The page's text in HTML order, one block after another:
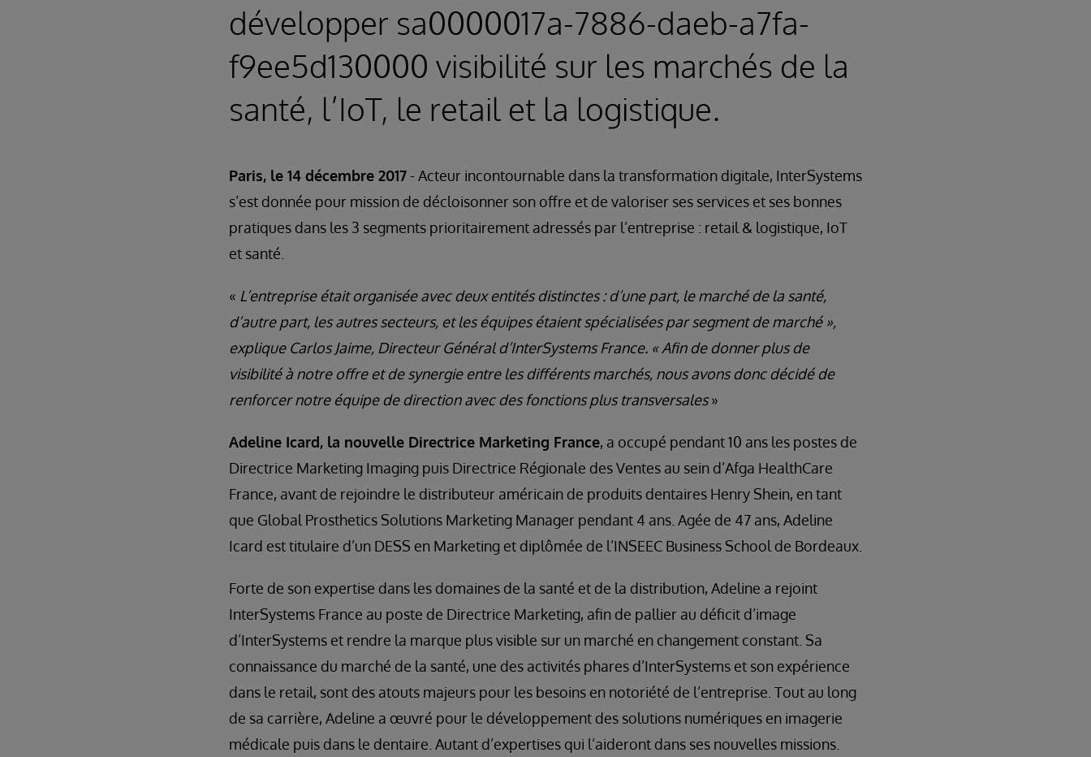
développer sa0000017a-7886-daeb-a7fa-
f9ee5d130000 visibilité sur les marchés de la
santé, l’IoT, le retail et la logistique.
Paris, le 14 décembre 2017- Acteur incontournable dans la transformation digitale, InterSystems
s’est donnée pour mission de décloisonner son offre et de valoriser ses services et ses bonnes
pratiques dans les 3 segments prioritairement adressés par l’entreprise : retail & logistique, IoT
et santé.
« L’entreprise était organisée avec deux entités distinctes : d’une part, le marché de la santé,
d’autre part, les autres secteurs, et les équipes étaient spécialisées par segment de marché »,
explique Carlos Jaime, Directeur Général d’InterSystems France. « Afin de donner plus de
visibilité à notre offre et de synergie entre les différents marchés, nous avons donc décidé de
renforcer notre équipe de direction avec des fonctions plus transversales»
Adeline Icard, la nouvelle Directrice Marketing France, a occupé pendant 10 ans les postes de
Directrice Marketing Imaging puis Directrice Régionale des Ventes au sein d’Afga HealthCare
France, avant de rejoindre le distributeur américain de produits dentaires Henry Shein, en tant
que Global Prosthetics Solutions Marketing Manager pendant 4 ans. Agée de 47 ans, Adeline
Icard est titulaire d’un DESS en Marketing et diplômée de l’INSEEC Business School de Bordeaux.
Forte de son expertise dans les domaines de la santé et de la distribution, Adeline a rejoint
InterSystems France au poste de Directrice Marketing, afin de pallier au déficit d’image
d’InterSystems et rendre la marque plus visible sur un marché en changement constant. Sa
connaissance du marché de la santé, une des activités phares d’InterSystems et son expérience
dans le retail, sont des atouts majeurs pour les besoins en notoriété de l’entreprise. Tout au long
de sa carrière, Adeline a œuvré pour le développement des solutions numériques en imagerie
médicale puis dans le dentaire. Autant d’expertises qui l’aideront dans ses nouvelles missions.